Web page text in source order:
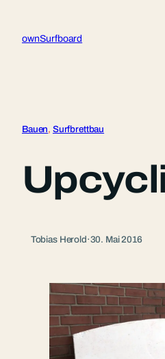
springen
ownSurfboard
Bauen, Surfbrettbau
Tobias Herold·30. Mai 2016